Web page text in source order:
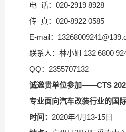
电 话：020-2919 8928
传 真：020-8922 0585
E-mail：
联系人：林小姐 132 6800
QQ：2355707132
诚邀贵单位参加——CTS 20
专业面向汽车改装行业的国
时间： 2020年4月13-15日